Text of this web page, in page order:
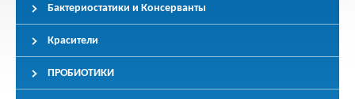
Бактериостатики и Консерванты
Красители
ПРОБИОТИКИ